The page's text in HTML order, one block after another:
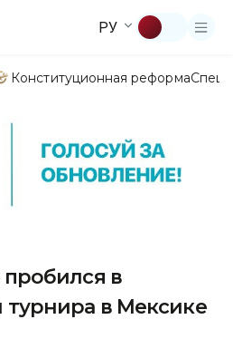
РУ
Конституционная реформа
в
турнира в Мексике